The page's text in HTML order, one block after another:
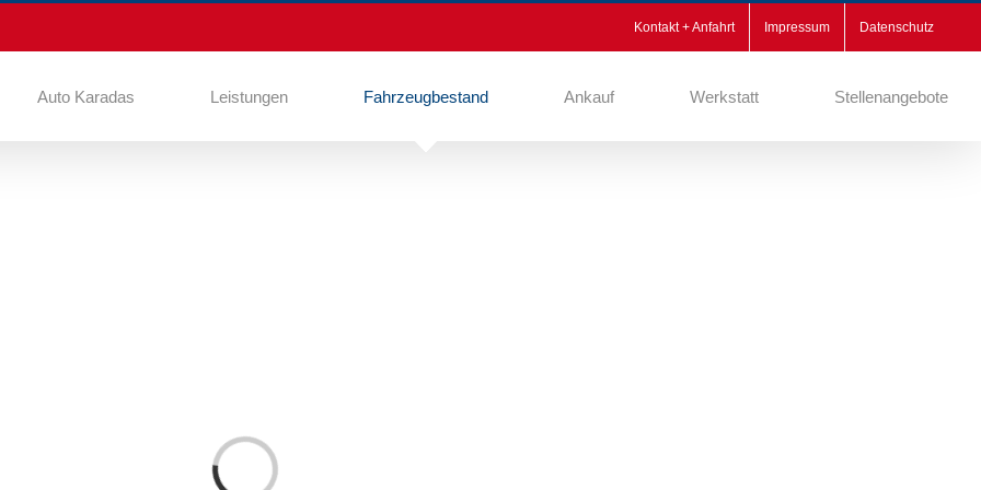
Kontakt + Anfahrt Impressum Datenschutz
Auto Karadas Leistungen Fahrzeugbestand Ankauf Werkstatt Stellenangebote
Laden...